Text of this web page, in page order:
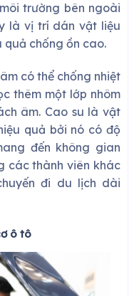
trường bên ngoài
là vị trí dán vật liệu
quả chống ồn cao.
có thể chống nhiệt
thêm một lớp nhôm
âm. Cao su là vật
quả bởi nó có độ
đến không gian
các thành viên khác
đi du lịch dài
ô tô